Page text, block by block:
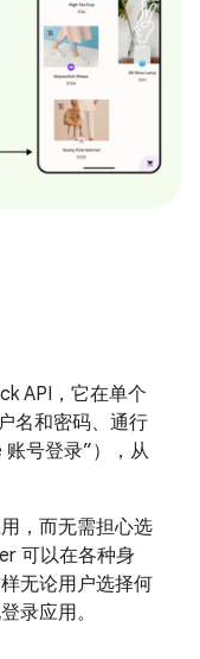
API，它在单个
名和密码、通行
号登录”），从
，而无需担心选
可以在各种身
无论用户选择何
录应用。